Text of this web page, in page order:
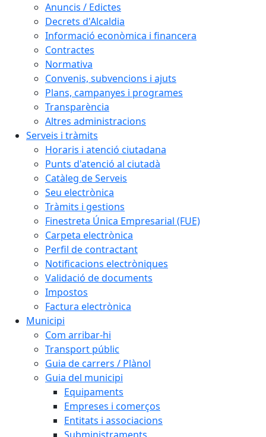
Anuncis / Edictes
Decrets d'Alcaldia
Informació econòmica i financera
Contractes
Normativa
Convenis, subvencions i ajuts
Plans, campanyes i programes
Transparència
Altres administracions
Serveis i tràmits
Horaris i atenció ciutadana
Punts d'atenció al ciutadà
Catàleg de Serveis
Seu electrònica
Tràmits i gestions
Finestreta Única Empresarial (FUE)
Carpeta electrònica
Perfil de contractant
Notificacions electròniques
Validació de documents
Impostos
Factura electrònica
Municipi
Com arribar-hi
Transport públic
Guia de carrers / Plànol
Guia del municipi
Equipaments
Empreses i comerços
Entitats i associacions